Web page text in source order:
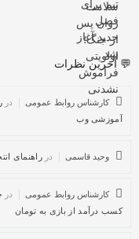
💬 آخرین نظرات
کارشناس روابط عمومی در
آموزشی وب
وحید قاسمی در راهنمای
کارشناس روابط عمومی در
کسب درآمد از بازی به تومان